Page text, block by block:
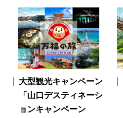
大型観光キャンペーン
「山口デスティネーシ
ョンキャンペーン